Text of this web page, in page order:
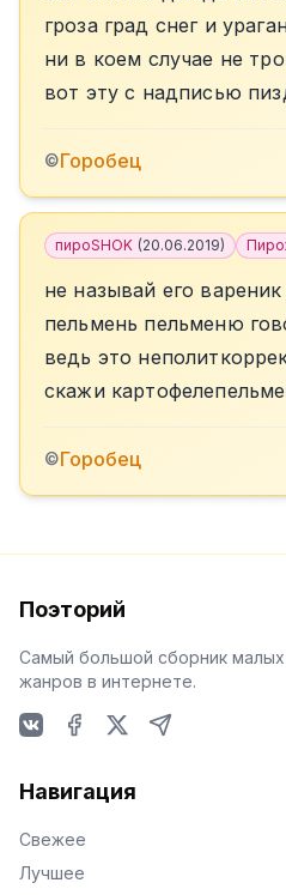
гроза град снег и
ни в коем случае не
вот эту с надписью
©Горобец
пироSHOK (20.06.2019)
не называй его вареник
пельмень пельменю
ведь это
скажи
©Горобец
Поэторий
Самый большой сборник
жанров в интернете.
Навигация
Свежее
Лучшее